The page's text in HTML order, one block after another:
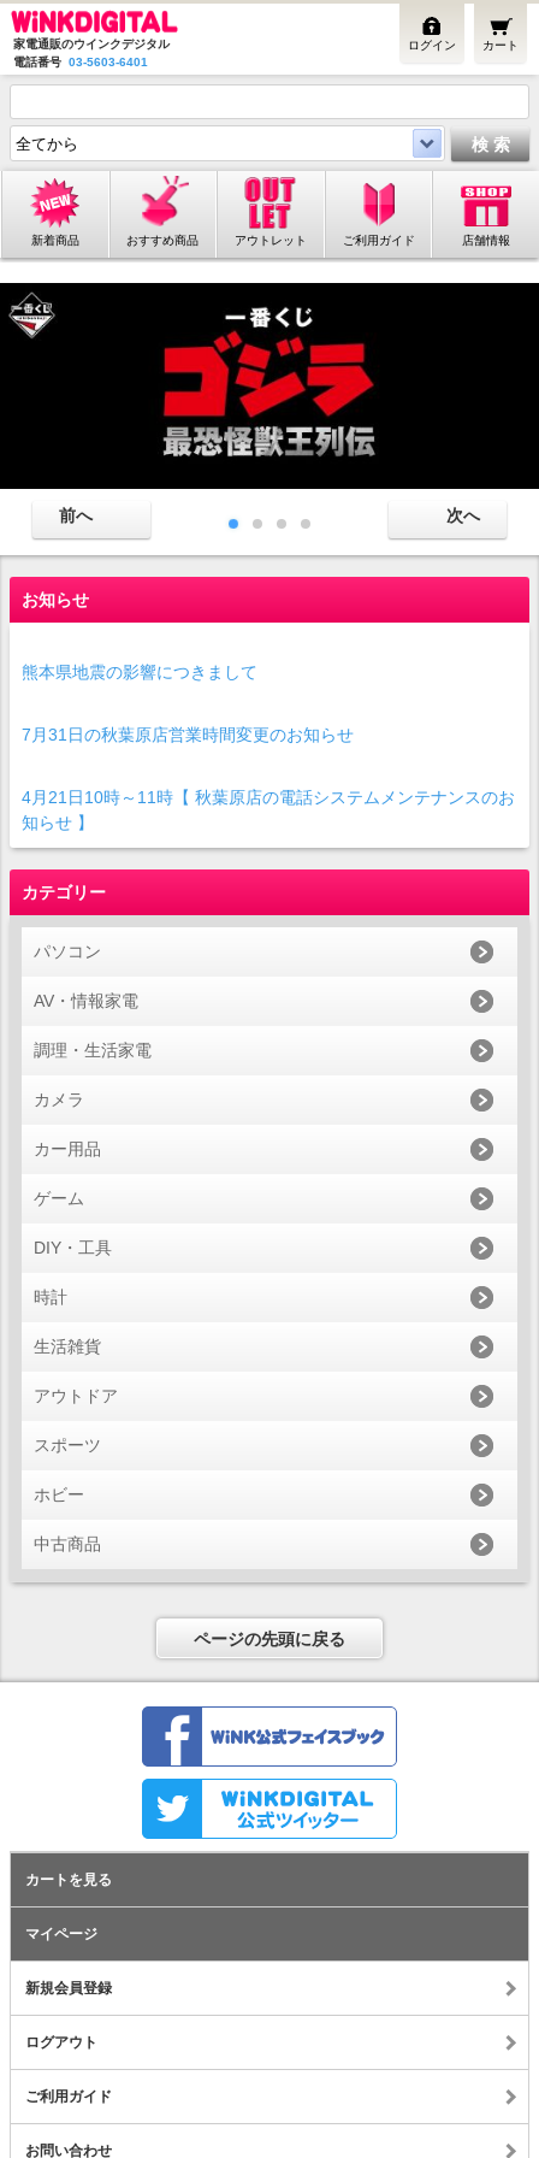
家電通販のウインクデジタル
電話番号 03-5603-6401
カート
ログイン
新着商品 おすすめ商品 アウトレット ご利用ガイド 店舗情報
お知らせ
熊本県地震の影響につきまして
7月31日の秋葉原店営業時間変更のお知らせ
4月21日10時～11時【 秋葉原店の電話システムメンテナンスのお
知らせ 】
カテゴリー
パソコン
AV・情報家電
調理・生活家電
カメラ
カー用品
ゲーム
DIY・工具
時計
生活雑貨
アウトドア
スポーツ
ホビー
中古商品
ページの先頭に戻る
カートを見る
マイページ
新規会員登録
ログアウト
ご利用ガイド
お問い合わせ